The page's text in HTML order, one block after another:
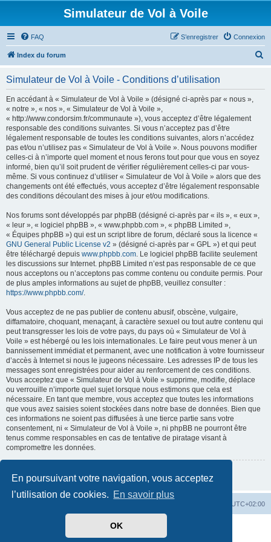
En poursuivant votre navigation, vous acceptez
l’utilisation de cookies. En savoir plus
OK
Simulateur de Vol à Voile
FAQ Connexion
S’enregistrer
Index du forum
Simulateur de Vol à Voile - Conditions d’utilisation
En accédant à « Simulateur de Vol à Voile » (désigné ci-après par « nous »,
« notre », « nos », « Simulateur de Vol à Voile »,
« http://www.condorsim.fr/communaute »), vous acceptez d’être légalement
responsable des conditions suivantes. Si vous n’acceptez pas d’être
légalement responsable de toutes les conditions suivantes, alors n’accédez
pas et/ou n’utilisez pas « Simulateur de Vol à Voile ». Nous pouvons modifier
celles-ci à n’importe quel moment et nous ferons tout pour que vous en soyez
informé, bien qu’il soit prudent de vérifier régulièrement celles-ci par vous-
même. Si vous continuez d’utiliser « Simulateur de Vol à Voile » alors que des
changements ont été effectués, vous acceptez d’être légalement responsable
des conditions découlant des mises à jour et/ou modifications.
Nos forums sont développés par phpBB (désigné ci-après par « ils », « eux »,
« leur », « logiciel phpBB », « www.phpbb.com », « phpBB Limited »,
« Équipes phpBB ») qui est un script libre de forum, déclaré sous la licence «
GNU General Public License v2 » (désigné ci-après par « GPL ») et qui peut
être téléchargé depuis www.phpbb.com. Le logiciel phpBB facilite seulement
les discussions sur Internet. phpBB Limited n’est pas responsable de ce que
nous acceptons ou n’acceptons pas comme contenu ou conduite permis. Pour
de plus amples informations au sujet de phpBB, veuillez consulter :
https://www.phpbb.com/.
Vous acceptez de ne pas publier de contenu abusif, obscène, vulgaire,
diffamatoire, choquant, menaçant, à caractère sexuel ou tout autre contenu qui
peut transgresser les lois de votre pays, du pays où « Simulateur de Vol à
Voile » est hébergé ou les lois internationales. Le faire peut vous mener à un
bannissement immédiat et permanent, avec une notification à votre fournisseur
d’accès à Internet si nous le jugeons nécessaire. Les adresses IP de tous les
messages sont enregistrées pour aider au renforcement de ces conditions.
Vous acceptez que « Simulateur de Vol à Voile » supprime, modifie, déplace
ou verrouille n’importe quel sujet lorsque nous estimons que cela est
nécessaire. En tant que membre, vous acceptez que toutes les informations
que vous avez saisies soient stockées dans notre base de données. Bien que
ces informations ne soient pas diffusées à une tierce partie sans votre
consentement, ni « Simulateur de Vol à Voile », ni phpBB ne pourront être
tenus comme responsables en cas de tentative de piratage visant à
compromettre les données.
Retour à la page précédente
UTC+02:00
phpBB ® Forum Software © phpBB Limited
phpBB-fr.com